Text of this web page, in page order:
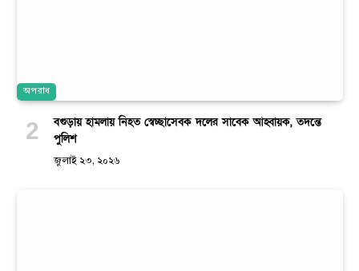
অপরাধ
বগুড়ায় হামলায় নিহত স্বেচ্ছাসেবক দলের সাবেক আহ্বায়ক, তদন্তে
পুলিশ
জুলাই ২৩, ২০২৬